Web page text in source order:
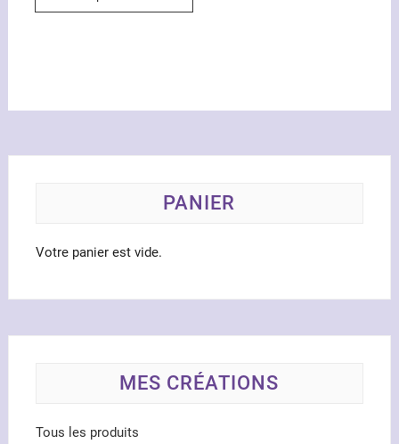
PANIER
Votre panier est vide.
MES CRÉATIONS
Tous les produits